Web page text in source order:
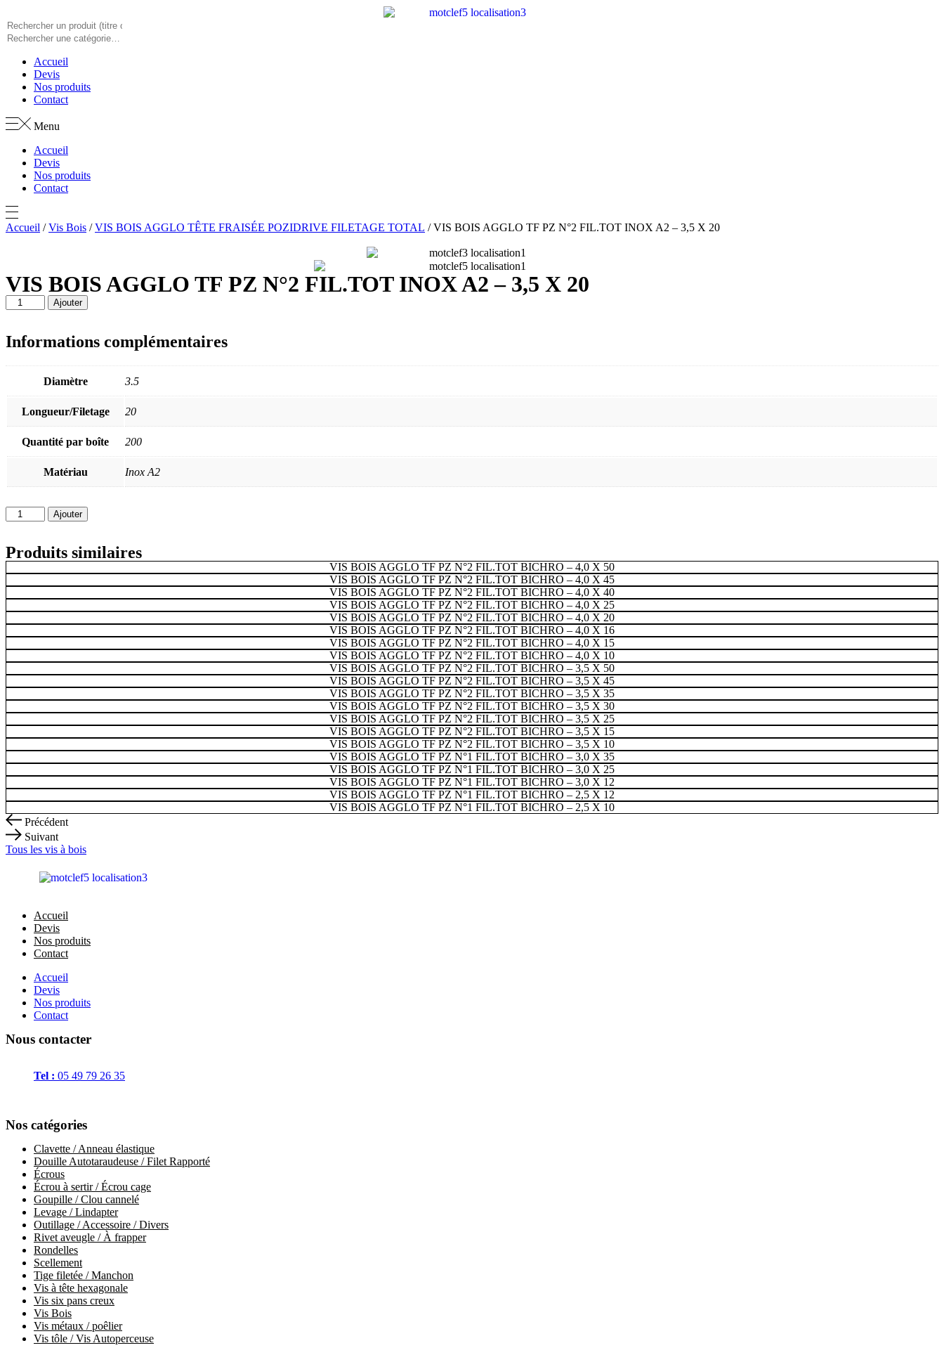
Accueil
Devis
Nos produits
Contact
Menu
Accueil
Devis
Nos produits
Contact
Accueil /Vis Bois /VIS BOIS AGGLO TÊTE FRAISÉE POZIDRIVE FILETAGE TOTAL / VIS BOIS AGGLO TF PZ N°2 FIL.TOT INOX A2 – 3,5 X 20
VIS BOIS AGGLO TF PZ N°2 FIL.TOT INOX A2 – 3,5 X 20
quantité
de
BOIS
AGGLO
TF
INOX
A2
Ajouter
Informations complémentaires
Diamètre 3.5
Longueur/Filetage 20
Quantité par boîte 200
Matériau Inox A2
quantité
de
BOIS
AGGLO
TF
PZ
N°2
FIL.TOT
INOX
A2
-
3,5
X
20
Ajouter
Produits similaires
VIS BOIS AGGLO TF PZ N°2 FIL.TOT BICHRO – 4,0 X 50
VIS BOIS AGGLO TF PZ N°2 FIL.TOT BICHRO – 4,0 X 45
VIS BOIS AGGLO TF PZ N°2 FIL.TOT BICHRO – 4,0 X 40
VIS BOIS AGGLO TF PZ N°2 FIL.TOT BICHRO – 4,0 X 25
VIS BOIS AGGLO TF PZ N°2 FIL.TOT BICHRO – 4,0 X 20
VIS BOIS AGGLO TF PZ N°2 FIL.TOT BICHRO – 4,0 X 16
VIS BOIS AGGLO TF PZ N°2 FIL.TOT BICHRO – 4,0 X 15
VIS BOIS AGGLO TF PZ N°2 FIL.TOT BICHRO – 4,0 X 10
VIS BOIS AGGLO TF PZ N°2 FIL.TOT BICHRO – 3,5 X 50
VIS BOIS AGGLO TF PZ N°2 FIL.TOT BICHRO – 3,5 X 45
VIS BOIS AGGLO TF PZ N°2 FIL.TOT BICHRO – 3,5 X 35
VIS BOIS AGGLO TF PZ N°2 FIL.TOT BICHRO – 3,5 X 30
VIS BOIS AGGLO TF PZ N°2 FIL.TOT BICHRO – 3,5 X 25
VIS BOIS AGGLO TF PZ N°2 FIL.TOT BICHRO – 3,5 X 15
VIS BOIS AGGLO TF PZ N°2 FIL.TOT BICHRO – 3,5 X 10
VIS BOIS AGGLO TF PZ N°1 FIL.TOT BICHRO – 3,0 X 35
VIS BOIS AGGLO TF PZ N°1 FIL.TOT BICHRO – 3,0 X 25
VIS BOIS AGGLO TF PZ N°1 FIL.TOT BICHRO – 3,0 X 12
VIS BOIS AGGLO TF PZ N°1 FIL.TOT BICHRO – 2,5 X 12
VIS BOIS AGGLO TF PZ N°1 FIL.TOT BICHRO – 2,5 X 10
Précédent
Suivant
Tous les vis à bois
Accueil
Devis
Nos produits
Contact
Accueil
Devis
Nos produits
Contact
Nous contacter
Tel : 05 49 79 26 35
Nos catégories
Clavette / Anneau élastique
Douille Autotaraudeuse / Filet Rapporté
Écrous
Écrou à sertir / Écrou cage
Goupille / Clou cannelé
Levage / Lindapter
Outillage / Accessoire / Divers
Rivet aveugle / À frapper
Rondelles
Scellement
Tige filetée / Manchon
Vis à tête hexagonale
Vis six pans creux
Vis Bois
Vis métaux / poêlier
Vis tôle / Vis Autoperceuse